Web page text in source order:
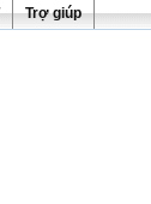
Trợ giúp